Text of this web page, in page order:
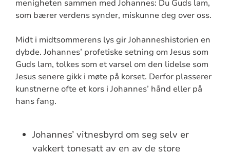
menigheten sammen med Johannes: Du Guds lam,
som bærer verdens synder, miskunne deg over oss.
Midt i midtsommerens lys gir Johanneshistorien en
dybde. Johannes’ profetiske setning om Jesus som
Guds lam, tolkes som et varsel om den lidelse som
Jesus senere gikk i møte på korset. Derfor plasserer
kunstnerne ofte et kors i Johannes’ hånd eller på
hans fang.
Johannes’ vitnesbyrd om seg selv er
vakkert tonesatt av en av de store